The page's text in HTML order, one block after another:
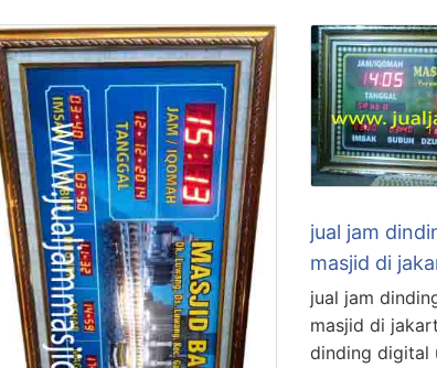
jual jam
masjid di
jual jam
masjid di
dinding digital